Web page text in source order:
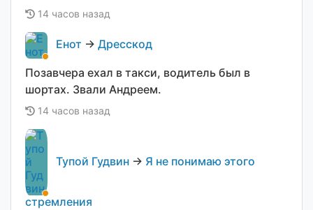
14 часов назад
Енот → Дресскод
Позавчера ехал в такси, водитель был в
шортах. Звали Андреем.
14 часов назад
Тупой Гудвин → Я не понимаю этого
стремления